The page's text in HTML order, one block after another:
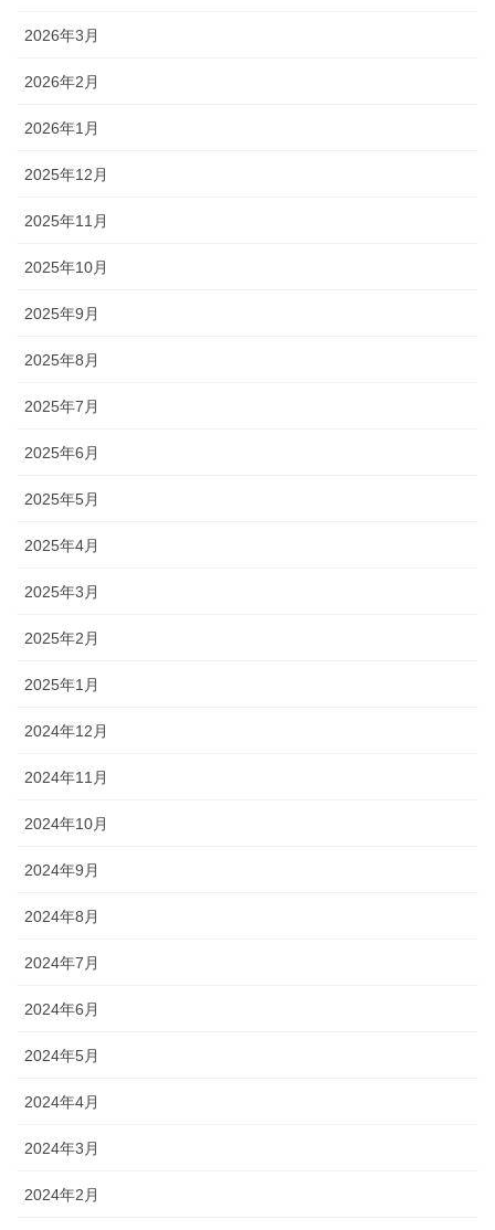
2026年3月
2026年2月
2026年1月
2025年12月
2025年11月
2025年10月
2025年9月
2025年8月
2025年7月
2025年6月
2025年5月
2025年4月
2025年3月
2025年2月
2025年1月
2024年12月
2024年11月
2024年10月
2024年9月
2024年8月
2024年7月
2024年6月
2024年5月
2024年4月
2024年3月
2024年2月